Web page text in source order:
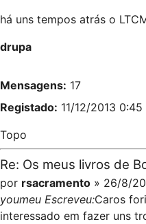
há uns tempos atrás o
drupa
Mensagens: 17
Registado: 11/12/2013 0:45
Topo
Re: Os meus livros de
por rsacramento » 26/8/
youmeu Escreveu:Caros
interessado em fazer uns